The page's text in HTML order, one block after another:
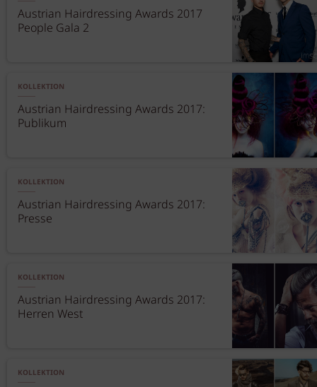
Austrian Hairdressing Awards 2017
People Gala 2
KOLLEKTION
Austrian Hairdressing Awards 2017:
Publikum
KOLLEKTION
Austrian Hairdressing Awards 2017:
Presse
KOLLEKTION
Austrian Hairdressing Awards 2017:
Herren West
KOLLEKTION